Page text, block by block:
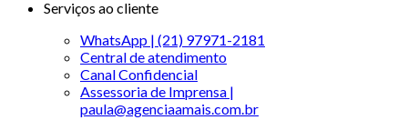
Serviços ao cliente
WhatsApp | (21) 97971-2181
Central de atendimento
Canal Confidencial
Assessoria de Imprensa |
paula@agenciaamais.com.br